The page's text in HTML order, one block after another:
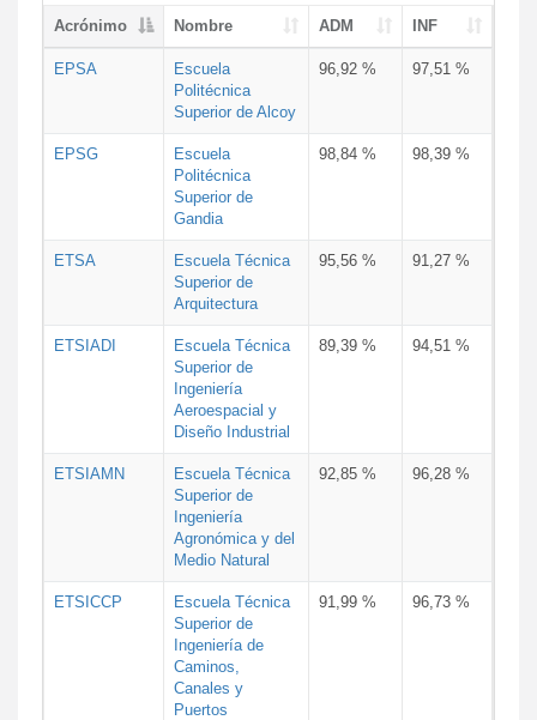
Acrónimo Nombre ADM INF
EPSA
Escuela
Politécnica
Superior de Alcoy
96,92 % 97,51 %
EPSG
Escuela
Politécnica
Superior de
Gandia
98,84 % 98,39 %
ETSA
Escuela Técnica
Superior de
Arquitectura
95,56 % 91,27 %
ETSIADI
Escuela Técnica
Superior de
Ingeniería
Aeroespacial y
Diseño Industrial
89,39 % 94,51 %
ETSIAMN
Escuela Técnica
Superior de
Ingeniería
Agronómica y del
Medio Natural
92,85 % 96,28 %
ETSICCP
Escuela Técnica
Superior de
Ingeniería de
Caminos,
Canales y
Puertos
91,99 % 96,73 %